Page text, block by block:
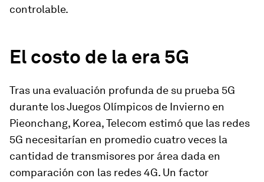
controlable.
El costo de la era 5G
Tras una evaluación profunda de su prueba 5G
durante los Juegos Olímpicos de Invierno en
Pieonchang, Korea, Telecom estimó que las redes
5G necesitarían en promedio cuatro veces la
cantidad de transmisores por área dada en
comparación con las redes 4G. Un factor